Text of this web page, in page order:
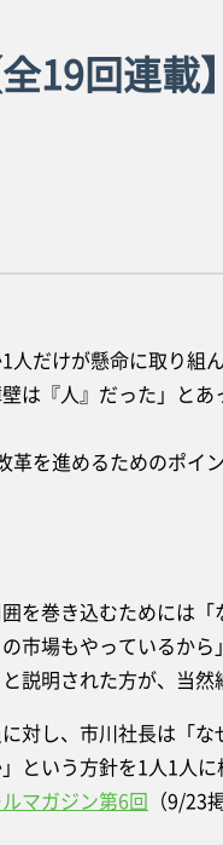
19回連載】
だけが懸命に取り組
は『人』だった」とあ
を進めるためのポイン
を巻き込むためには
市場もやっているか
説明された方が、当然
対し、市川社長は「
という方針を1人1人に
マガジン第6回 （9/23